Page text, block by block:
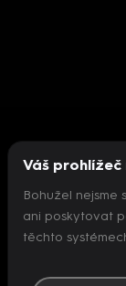
Váš
Bohužel nejsme
ani poskytovat
těchto